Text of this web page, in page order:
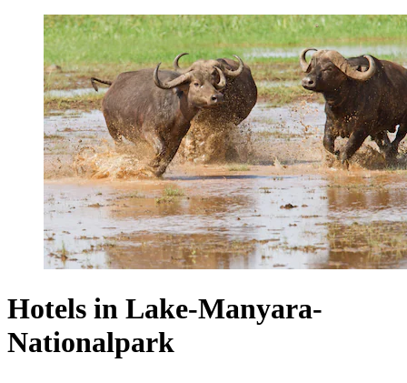
Hotels in Lake-Manyara-
Nationalpark